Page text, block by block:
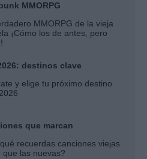
MMORPG
MMORPG de la vieja
¡Cómo los de antes, pero
destinos clave
y elige tu próximo destino
que marcan
recuerdas canciones viejas
que las nuevas?